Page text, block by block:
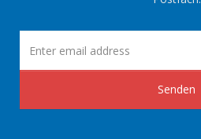
Senden